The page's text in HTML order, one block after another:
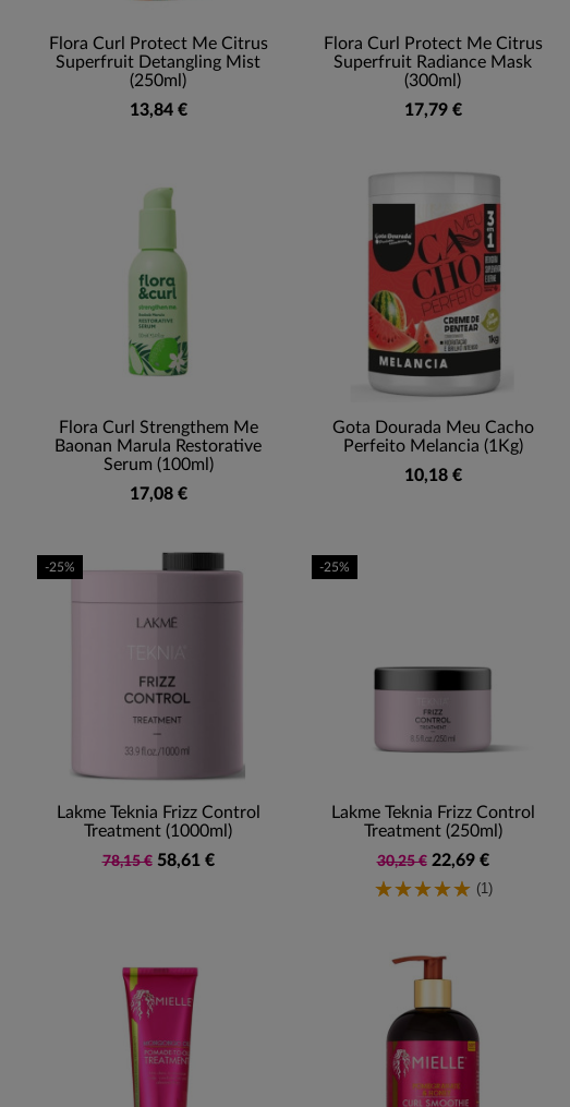
Flora Curl Protect Me Citrus
Superfruit Detangling Mist
(250ml)
13,84 €
Flora Curl Protect Me Citrus
Superfruit Radiance Mask
(300ml)
17,79 €
Flora Curl Strengthem Me
Baonan Marula Restorative
Serum (100ml)
17,08 €
Gota Dourada Meu Cacho
Perfeito Melancia (1Kg)
10,18 €
Lakme Teknia Frizz Control
Treatment (1000ml)
78,15 € 58,61 €
-25%
Lakme Teknia Frizz Control
Treatment (250ml)
30,25 € 22,69 €
(1)
-25%